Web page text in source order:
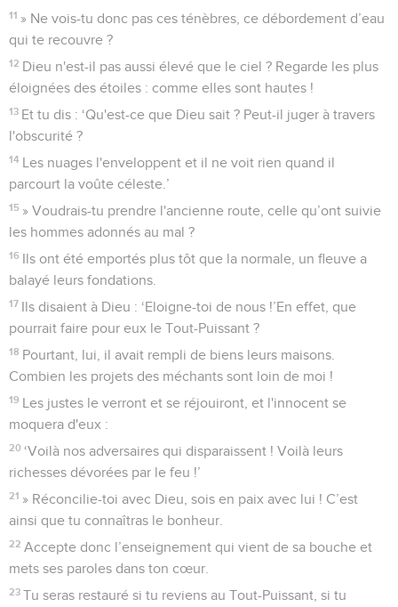
11 » Ne vois-tu donc pas ces ténèbres, ce débordement d’eau
qui te recouvre ?
12 Dieu n'est-il pas aussi élevé que le ciel ? Regarde les plus
éloignées des étoiles : comme elles sont hautes !
13 Et tu dis : ‘Qu'est-ce que Dieu sait ? Peut-il juger à travers
l'obscurité ?
14 Les nuages l'enveloppent et il ne voit rien quand il
parcourt la voûte céleste.’
15 » Voudrais-tu prendre l'ancienne route, celle qu’ont suivie
les hommes adonnés au mal ?
16 Ils ont été emportés plus tôt que la normale, un fleuve a
balayé leurs fondations.
17 Ils disaient à Dieu : ‘Eloigne-toi de nous !’En effet, que
pourrait faire pour eux le Tout-Puissant ?
18 Pourtant, lui, il avait rempli de biens leurs maisons.
Combien les projets des méchants sont loin de moi !
19 Les justes le verront et se réjouiront, et l'innocent se
moquera d'eux :
20 ‘Voilà nos adversaires qui disparaissent ! Voilà leurs
richesses dévorées par le feu !’
21 » Réconcilie-toi avec Dieu, sois en paix avec lui ! C’est
ainsi que tu connaîtras le bonheur.
22 Accepte donc l’enseignement qui vient de sa bouche et
mets ses paroles dans ton cœur.
23 Tu seras restauré si tu reviens au Tout-Puissant, si tu